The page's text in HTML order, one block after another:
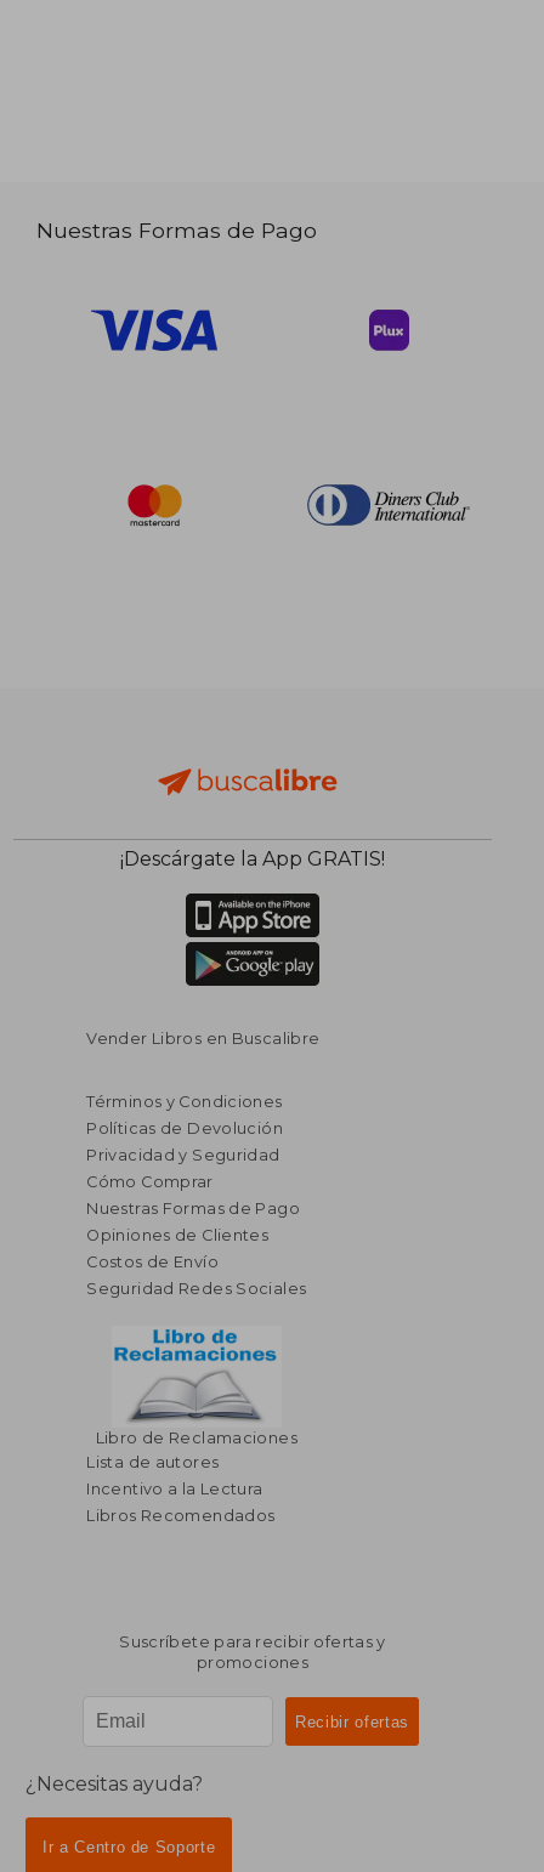
Nuestras Formas de Pago
¡Descárgate la App GRATIS!
Vender Libros en Buscalibre
Términos y Condiciones
Políticas de Devolución
Privacidad y Seguridad
Cómo Comprar
Nuestras Formas de Pago
Opiniones de Clientes
Costos de Envío
Seguridad Redes Sociales
Libro de Reclamaciones
Lista de autores
Incentivo a la Lectura
Libros Recomendados
Suscríbete para recibir ofertas y
promociones
¿Necesitas ayuda?
Ir a Centro de Soporte